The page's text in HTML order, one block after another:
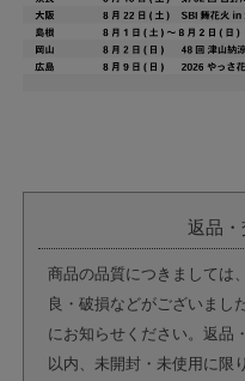
返品
商品の品質につきましては
良・破損などがございまし
にお知らせください。返品
以内、未開封・未使用に限